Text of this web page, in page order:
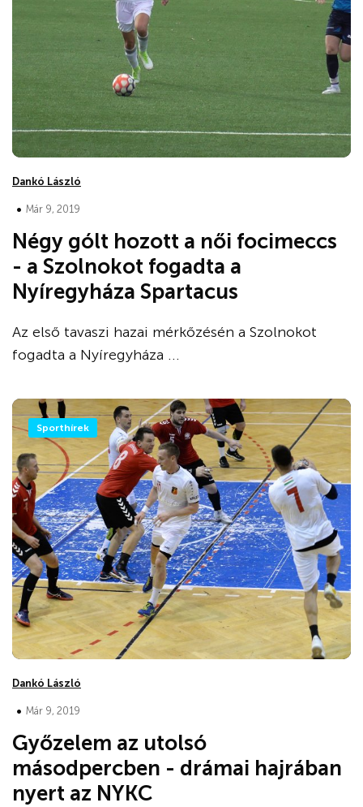
Dankó László
• Már 9, 2019
Négy gólt hozott a női focimeccs
- a Szolnokot fogadta a
Nyíregyháza Spartacus
Az első tavaszi hazai mérkőzésén a Szolnokot
fogadta a Nyíregyháza ...
Sporthírek
Dankó László
• Már 9, 2019
Győzelem az utolsó
másodpercben - drámai hajrában
nyert az NYKC